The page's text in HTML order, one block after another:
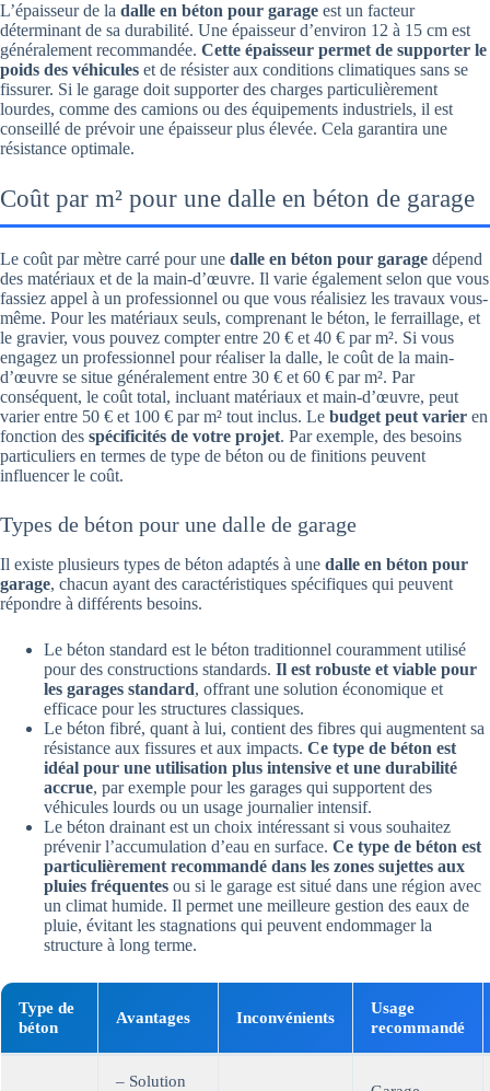
L’épaisseur de la dalle en béton pour garage est un facteur
déterminant de sa durabilité. Une épaisseur d’environ 12 à 15 cm est
généralement recommandée. Cette épaisseur permet de supporter le
poids des véhicules et de résister aux conditions climatiques sans se
fissurer. Si le garage doit supporter des charges particulièrement
lourdes, comme des camions ou des équipements industriels, il est
conseillé de prévoir une épaisseur plus élevée. Cela garantira une
résistance optimale.
Coût par m² pour une dalle en béton de garage
Le coût par mètre carré pour une dalle en béton pour garage dépend
des matériaux et de la main-d’œuvre. Il varie également selon que vous
fassiez appel à un professionnel ou que vous réalisiez les travaux vous-
même. Pour les matériaux seuls, comprenant le béton, le ferraillage, et
le gravier, vous pouvez compter entre 20 € et 40 € par m². Si vous
engagez un professionnel pour réaliser la dalle, le coût de la main-
d’œuvre se situe généralement entre 30 € et 60 € par m². Par
conséquent, le coût total, incluant matériaux et main-d’œuvre, peut
varier entre 50 € et 100 € par m² tout inclus. Le budget peut varier en
fonction des spécificités de votre projet. Par exemple, des besoins
particuliers en termes de type de béton ou de finitions peuvent
influencer le coût.
Types de béton pour une dalle de garage
Il existe plusieurs types de béton adaptés à une dalle en béton pour
garage, chacun ayant des caractéristiques spécifiques qui peuvent
répondre à différents besoins.
Le béton standard est le béton traditionnel couramment utilisé
pour des constructions standards. Il est robuste et viable pour
les garages standard, offrant une solution économique et
efficace pour les structures classiques.
Le béton fibré, quant à lui, contient des fibres qui augmentent sa
résistance aux fissures et aux impacts. Ce type de béton est
idéal pour une utilisation plus intensive et une durabilité
accrue, par exemple pour les garages qui supportent des
véhicules lourds ou un usage journalier intensif.
Le béton drainant est un choix intéressant si vous souhaitez
prévenir l’accumulation d’eau en surface. Ce type de béton est
particulièrement recommandé dans les zones sujettes aux
pluies fréquentes ou si le garage est situé dans une région avec
un climat humide. Il permet une meilleure gestion des eaux de
pluie, évitant les stagnations qui peuvent endommager la
structure à long terme.
Type de
béton
Avantages Inconvénients
Usage
recommandé
– Solution